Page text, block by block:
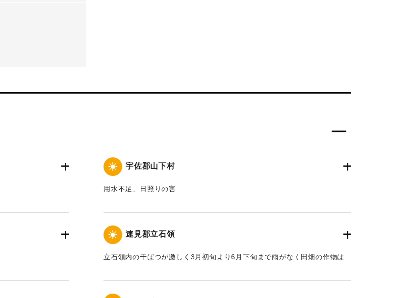
宇佐郡山下村
用水不足、日照りの害
｜固有コード:00171007
速見郡立石領
立石領内の干ばつが激しく3月初旬より6月下旬まで雨がなく田畑の作物は
ともあった。